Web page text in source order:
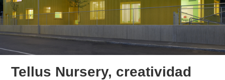
Tellus Nursery, creatividad